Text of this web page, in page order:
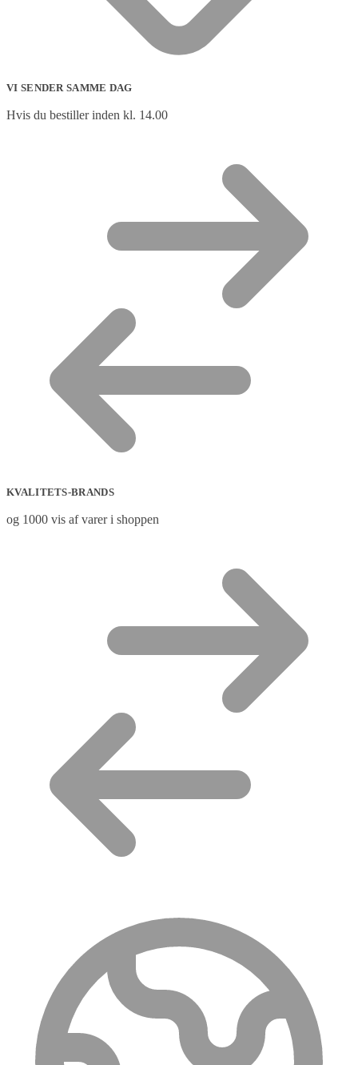
VI SENDER SAMME DAG
Hvis du bestiller inden kl. 14.00
KVALITETS-BRANDS
og 1000 vis af varer i shoppen